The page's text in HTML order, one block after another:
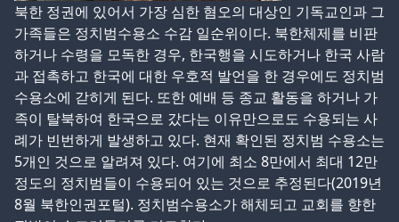
북한 정권에 있어서 가장 심한 혐오의 대상인 기독교인과 그
가족들은 정치범수용소 수감 일순위이다. 북한체제를 비판
하거나 수령을 모독한 경우, 한국행을 시도하거나 한국 사람
과 접촉하고 한국에 대한 우호적 발언을 한 경우에도 정치범
수용소에 갇히게 된다. 또한 예배 등 종교 활동을 하거나 가
족이 탈북하여 한국으로 갔다는 이유만으로도 수용되는 사
례가 빈번하게 발생하고 있다. 현재 확인된 정치범 수용소는
5개인 것으로 알려져 있다. 여기에 최소 8만에서 최대 12만
정도의 정치범들이 수용되어 있는 것으로 추정된다(2019년
8월 북한인권포털). 정치범수용소가 해체되고 교회를 향한